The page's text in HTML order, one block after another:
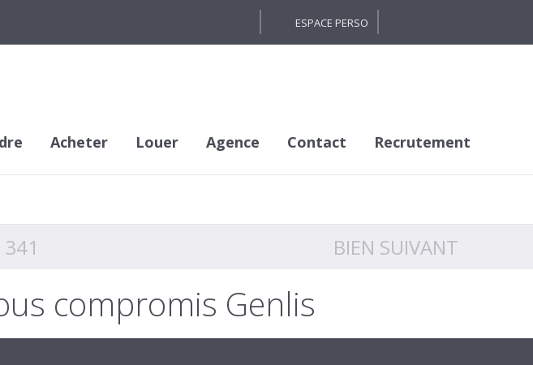
ESPACE PERSO
Acheter Louer Agence Contact Recrutement
BIEN SUIVANT
compromis Genlis